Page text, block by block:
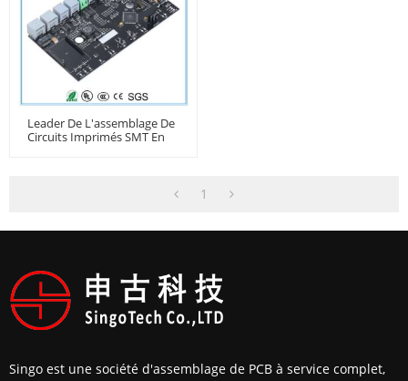
Leader De L'assemblage De
Circuits Imprimés SMT En
1
Singo est une société d'assemblage de PCB à service complet,